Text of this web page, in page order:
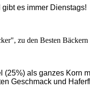
es immer Dienstags!
zu den Besten Bäckern
als ganzes Korn
Geschmack und